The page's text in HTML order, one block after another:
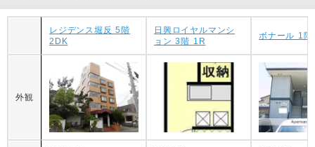
レジデンス堀反 5階
2DK
日興ロイヤルマンシ
ョン 3階 1R
ボナール 1
外観